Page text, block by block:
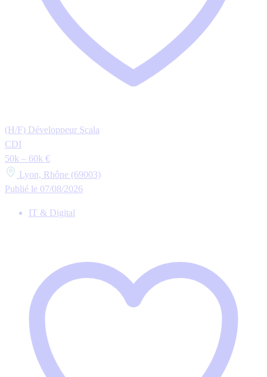
(H/F) Développeur Scala
CDI
50k – 60k €
Lyon, Rhône (69003)
Publié le 07/08/2026
IT & Digital